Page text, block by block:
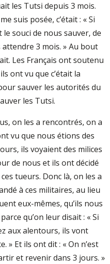
les Tutsi depuis 3 mois.
suis posée, c’était : « Si
souci de nous sauver, de
3 mois. » Au bout
Les Français ont soutenu
ont vu que c’était la
sauver les autorités du
les Tutsi.
on les a rencontrés, on a
vu que nous étions des
ils voyaient des milices
de nous et ils ont décidé
tueurs. Donc là, on les a
à ces militaires, au lieu
eux-mêmes, qu’ils nous
qu’on leur disait : « Si
aux alentours, ils vont
» Et ils ont dit : « On n’est
et revenir dans 3 jours. »